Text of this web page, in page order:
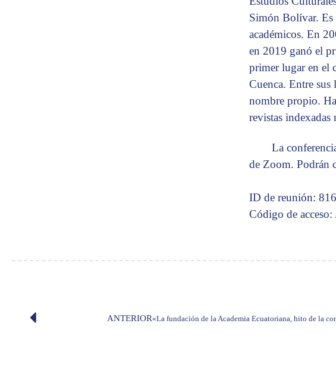
Simón Bolívar.
académicos. En
en 2019 ganó el
primer lugar en el
Cuenca. Entre
nombre propio.
revistas indexadas
La
de Zoom. Podrán
ID de reunión:
Código de
ANTERIOR«La fundación de la Academia Ecuatoriana, hito de la